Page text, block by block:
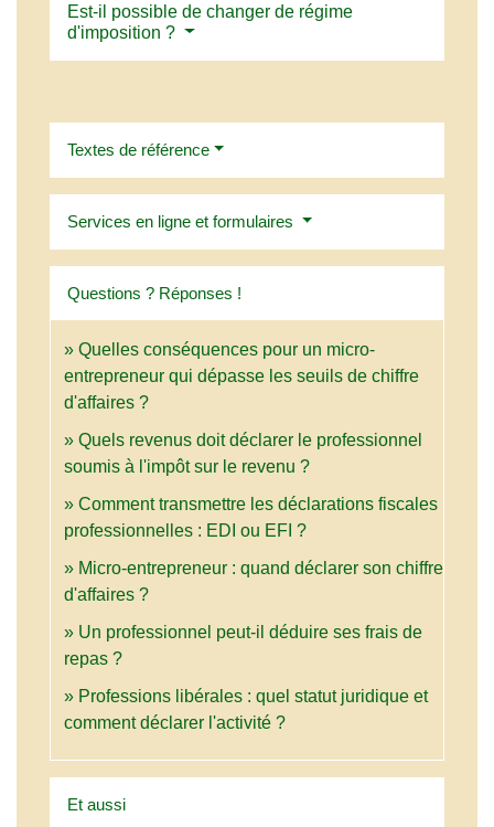
Est-il possible de changer de régime
d'imposition ?
Textes de référence
Services en ligne et formulaires
Questions ? Réponses !
Quelles conséquences pour un micro-
entrepreneur qui dépasse les seuils de chiffre
d'affaires ?
Quels revenus doit déclarer le professionnel
soumis à l'impôt sur le revenu ?
Comment transmettre les déclarations fiscales
professionnelles : EDI ou EFI ?
Micro-entrepreneur : quand déclarer son chiffre
d'affaires ?
Un professionnel peut-il déduire ses frais de
repas ?
Professions libérales : quel statut juridique et
comment déclarer l'activité ?
Et aussi